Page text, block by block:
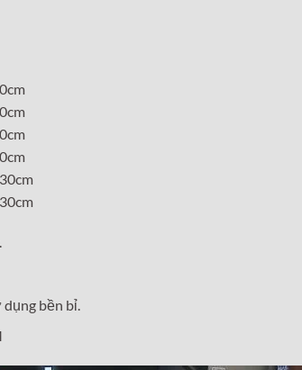
bền bỉ.